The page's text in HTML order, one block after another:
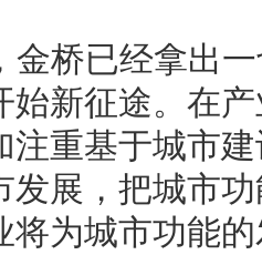
金桥已经拿出
始新征途。在
注重基于城市
发展，把城市
将为城市功能